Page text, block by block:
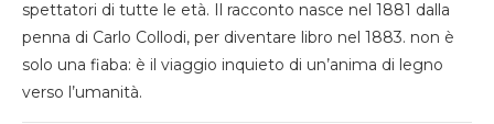
spettatori di tutte le età. Il racconto nasce nel 1881 dalla
penna di Carlo Collodi, per diventare libro nel 1883. non è
solo una fiaba: è il viaggio inquieto di un’anima di legno
verso l’umanità.